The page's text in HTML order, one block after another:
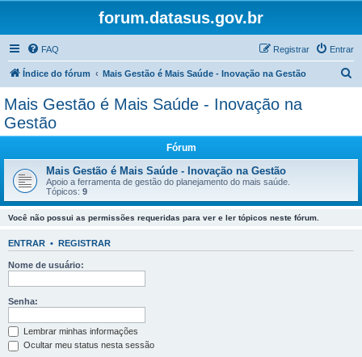
forum.datasus.gov.br
FAQ Entrar
Registrar
Índice do fórum Mais Gestão é Mais Saúde - Inovação na Gestão
a
Mais Gestão é Mais Saúde - Inovação na
Gestão
Fórum
Mais Gestão é Mais Saúde - Inovação na Gestão
Apoio a ferramenta de gestão do planejamento do mais saúde.
Tópicos: 9
Você não possui as permissões requeridas para ver e ler tópicos neste fórum.
ENTRAR • REGISTRAR
Nome de usuário:
Senha:
Lembrar minhas informações
Ocultar meu status nesta sessão